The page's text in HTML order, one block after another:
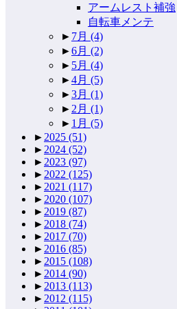
アームレスト補強
自転車メンテ
► 7月 (4)
►6月 (2)
► 5月 (4)
►4月 (5)
►3月 (1)
► 2月 (1)
► 1月 (5)
► 2025 (51)
► 2024 (52)
► 2023 (97)
► 2022 (125)
► 2021 (117)
► 2020 (107)
► 2019 (87)
► 2018 (74)
► 2017 (70)
► 2016 (85)
► 2015 (108)
► 2014 (90)
► 2013 (113)
► 2012 (115)